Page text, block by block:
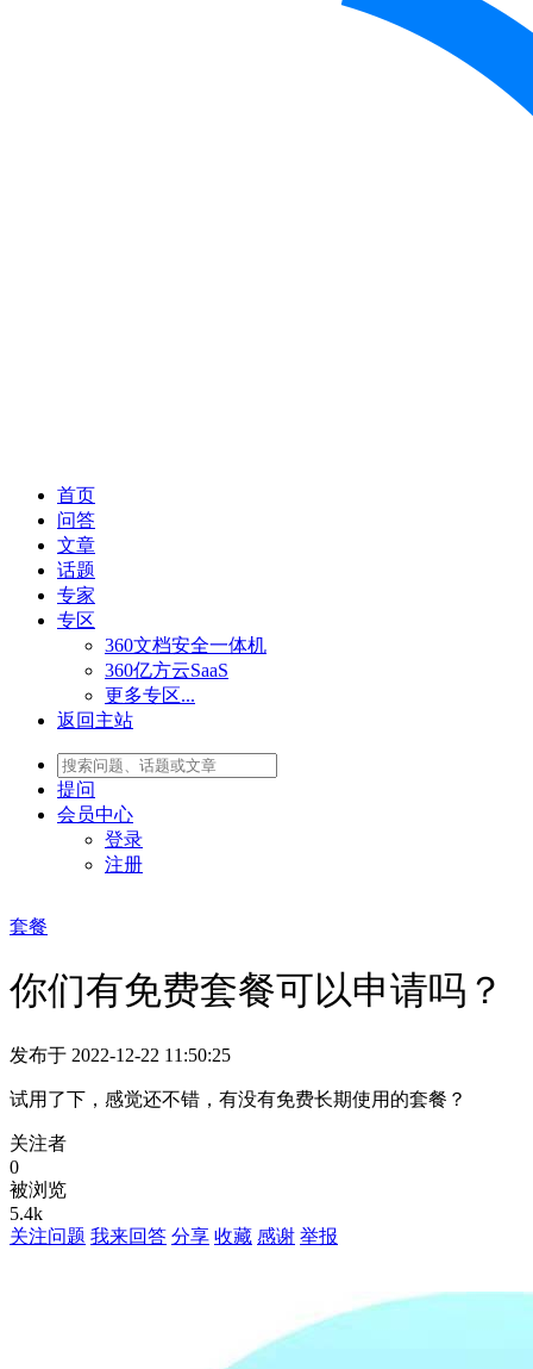
首页
问答
文章
话题
专家
专区
360文档安全一体机
360亿方云SaaS
更多专区...
返回主站
提问
会员中心
登录
注册
套餐
你们有免费套餐可以申请吗？
发布于 2022-12-22 11:50:25
试用了下，感觉还不错，有没有免费长期使用的套餐？
关注者
0
被浏览
5.4k
关注问题 我来回答 分享 收藏 感谢 举报